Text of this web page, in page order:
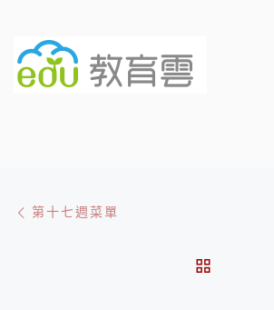
第十七週菜單